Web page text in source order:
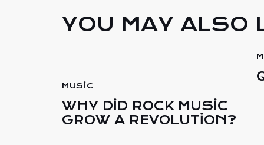
YOU MAY ALSO
MUSIC
WHY DID ROCK MUSIC
GROW A REVOLUTION?